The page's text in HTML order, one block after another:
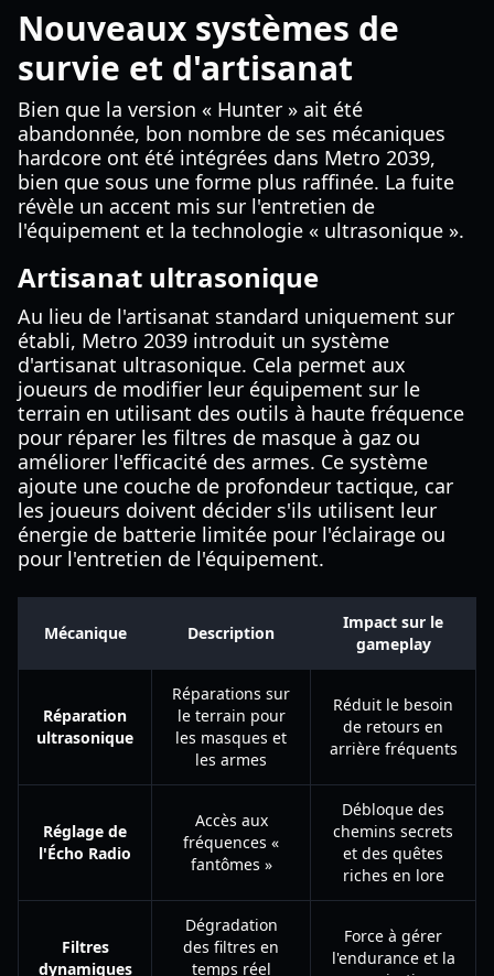
Nouveaux systèmes de
survie et d'artisanat
Bien que la version « Hunter » ait été
abandonnée, bon nombre de ses mécaniques
hardcore ont été intégrées dans Metro 2039,
bien que sous une forme plus raffinée. La fuite
révèle un accent mis sur l'entretien de
l'équipement et la technologie « ultrasonique ».
Artisanat ultrasonique
Au lieu de l'artisanat standard uniquement sur
établi, Metro 2039 introduit un système
d'artisanat ultrasonique. Cela permet aux
joueurs de modifier leur équipement sur le
terrain en utilisant des outils à haute fréquence
pour réparer les filtres de masque à gaz ou
améliorer l'efficacité des armes. Ce système
ajoute une couche de profondeur tactique, car
les joueurs doivent décider s'ils utilisent leur
énergie de batterie limitée pour l'éclairage ou
pour l'entretien de l'équipement.
Mécanique Description
Impact sur le
gameplay
Réparation
ultrasonique
Réparations sur
le terrain pour
les masques et
les armes
Réduit le besoin
de retours en
arrière fréquents
Réglage de
l'Écho Radio
Accès aux
fréquences «
fantômes »
Débloque des
chemins secrets
et des quêtes
riches en lore
Filtres
dynamiques
Dégradation
des filtres en
temps réel
Force à gérer
l'endurance et la